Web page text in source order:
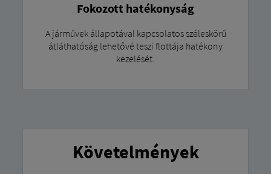
Fokozott hatékonyság
A járművek állapotával kapcsolatos széleskörű
átláthatóság lehetővé teszi flottája hatékony
kezelését.
Követelmények